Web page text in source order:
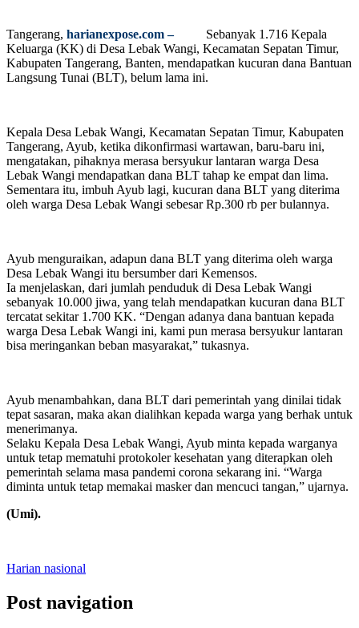
Tangerang, harianexpose.com – Sebanyak 1.716 Kepala
Keluarga (KK) di Desa Lebak Wangi, Kecamatan Sepatan Timur,
Kabupaten Tangerang, Banten, mendapatkan kucuran dana Bantuan
Langsung Tunai (BLT), belum lama ini.
Kepala Desa Lebak Wangi, Kecamatan Sepatan Timur, Kabupaten
Tangerang, Ayub, ketika dikonfirmasi wartawan, baru-baru ini,
mengatakan, pihaknya merasa bersyukur lantaran warga Desa
Lebak Wangi mendapatkan dana BLT tahap ke empat dan lima.
Sementara itu, imbuh Ayub lagi, kucuran dana BLT yang diterima
oleh warga Desa Lebak Wangi sebesar Rp.300 rb per bulannya.
Ayub menguraikan, adapun dana BLT yang diterima oleh warga
Desa Lebak Wangi itu bersumber dari Kemensos.
Ia menjelaskan, dari jumlah penduduk di Desa Lebak Wangi
sebanyak 10.000 jiwa, yang telah mendapatkan kucuran dana BLT
tercatat sekitar 1.700 KK. “Dengan adanya dana bantuan kepada
warga Desa Lebak Wangi ini, kami pun merasa bersyukur lantaran
bisa meringankan beban masyarakat,” tukasnya.
Ayub menambahkan, dana BLT dari pemerintah yang dinilai tidak
tepat sasaran, maka akan dialihkan kepada warga yang berhak untuk
menerimanya.
Selaku Kepala Desa Lebak Wangi, Ayub minta kepada warganya
untuk tetap mematuhi protokoler kesehatan yang diterapkan oleh
pemerintah selama masa pandemi corona sekarang ini. “Warga
diminta untuk tetap memakai masker dan mencuci tangan,” ujarnya.
(Umi).
Harian nasional
Post navigation